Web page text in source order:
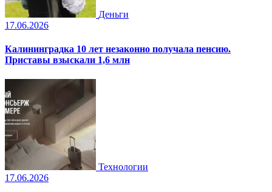
Деньги
17.06.2026
Калининградка 10 лет незаконно получала пенсию.
Приставы взыскали 1,6 млн
Технологии
17.06.2026